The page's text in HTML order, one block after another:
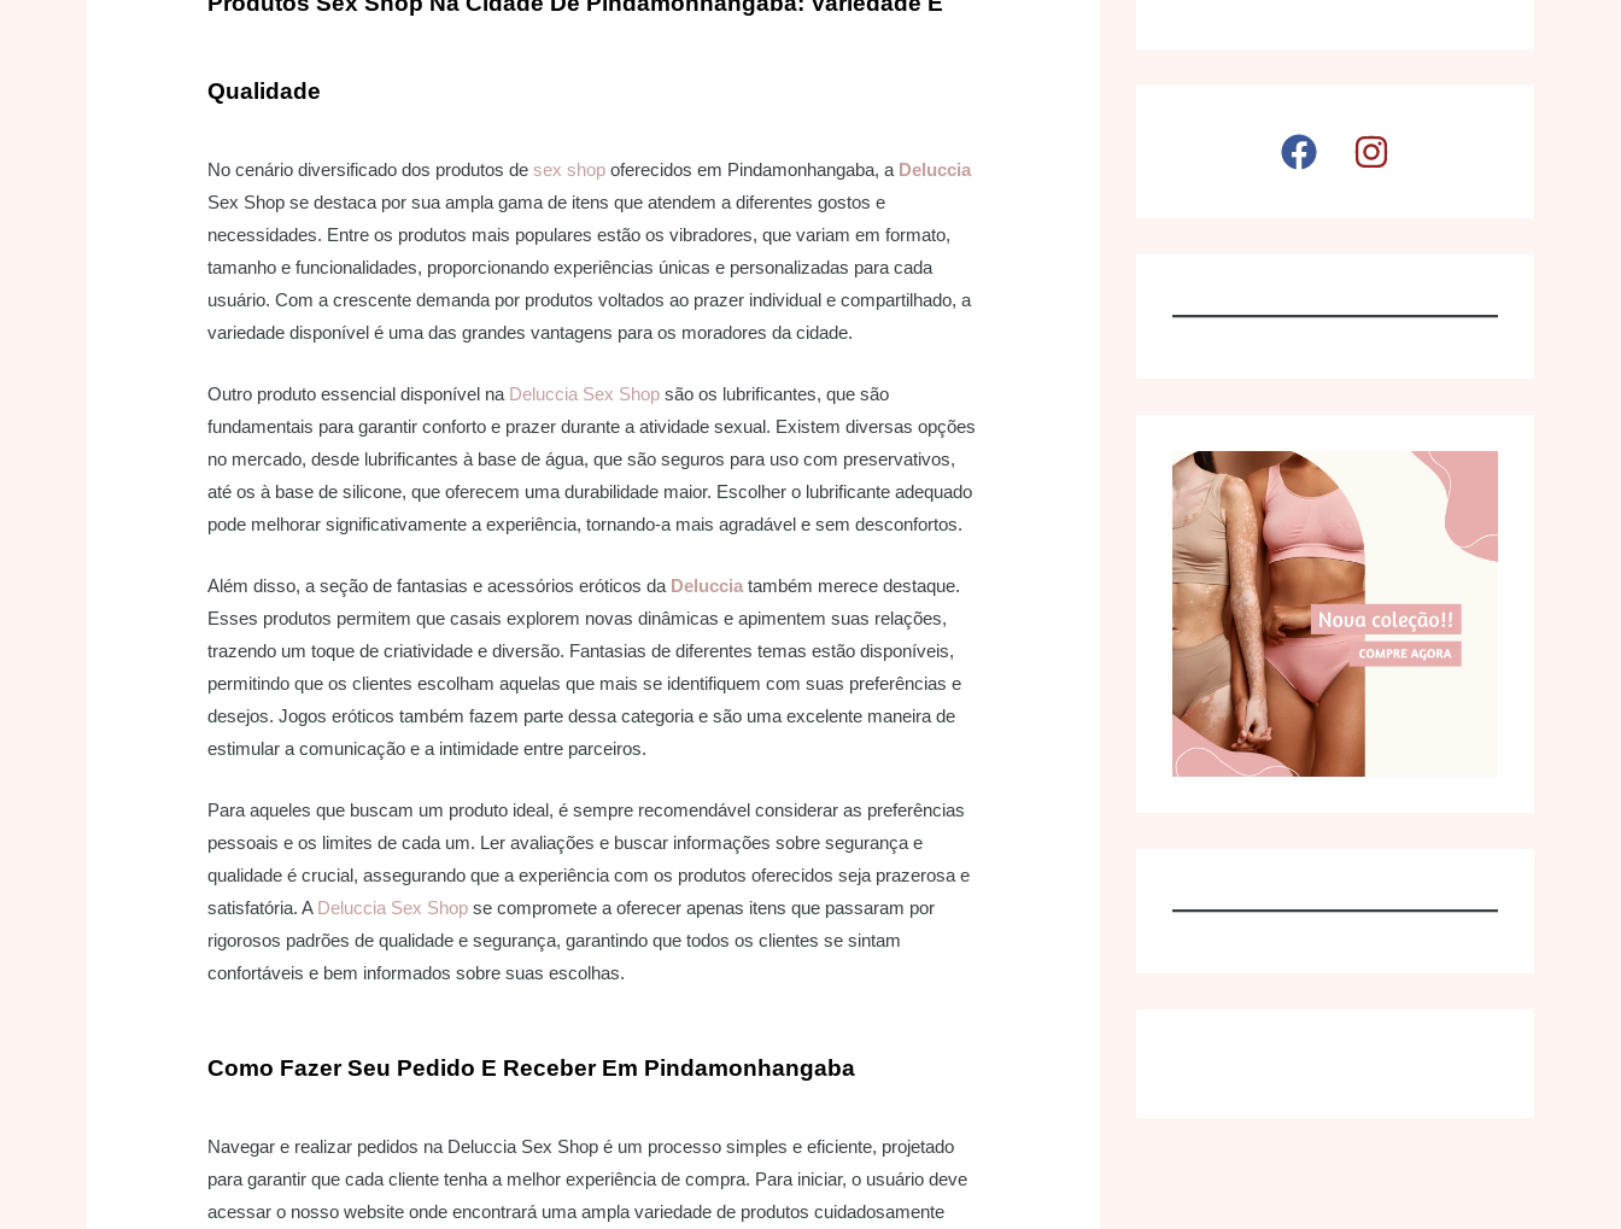
Qualidade
No cenário diversificado dos produtos desex shop oferecidos em Pindamonhangaba, a Deluccia
Sex Shop se destaca por sua ampla gama de itens que atendem a diferentes gostos e
necessidades. Entre os produtos mais populares estão os vibradores, que variam em formato,
tamanho e funcionalidades, proporcionando experiências únicas e personalizadas para cada
usuário. Com a crescente demanda por produtos voltados ao prazer individual e compartilhado, a
variedade disponível é uma das grandes vantagens para os moradores da cidade.
Outro produto essencial disponível na Deluccia Sex Shop são os lubrificantes, que são
fundamentais para garantir conforto e prazer durante a atividade sexual. Existem diversas opções
no mercado, desde lubrificantes à base de água, que são seguros para uso com preservativos,
até os à base de silicone, que oferecem uma durabilidade maior. Escolher o lubrificante adequado
pode melhorar significativamente a experiência, tornando-a mais agradável e sem desconfortos.
Além disso, a seção de fantasias e acessórios eróticos da Deluccia também merece destaque.
Esses produtos permitem que casais explorem novas dinâmicas e apimentem suas relações,
trazendo um toque de criatividade e diversão. Fantasias de diferentes temas estão disponíveis,
permitindo que os clientes escolham aquelas que mais se identifiquem com suas preferências e
desejos. Jogos eróticos também fazem parte dessa categoria e são uma excelente maneira de
estimular a comunicação e a intimidade entre parceiros.
Para aqueles que buscam um produto ideal, é sempre recomendável considerar as preferências
pessoais e os limites de cada um. Ler avaliações e buscar informações sobre segurança e
qualidade é crucial, assegurando que a experiência com os produtos oferecidos seja prazerosa e
satisfatória. A Deluccia Sex Shop se compromete a oferecer apenas itens que passaram por
rigorosos padrões de qualidade e segurança, garantindo que todos os clientes se sintam
confortáveis e bem informados sobre suas escolhas.
Como Fazer Seu Pedido E Receber Em Pindamonhangaba
Navegar e realizar pedidos na Deluccia Sex Shop é um processo simples e eficiente, projetado
para garantir que cada cliente tenha a melhor experiência de compra. Para iniciar, o usuário deve
acessar o nosso website onde encontrará uma ampla variedade de produtos cuidadosamente